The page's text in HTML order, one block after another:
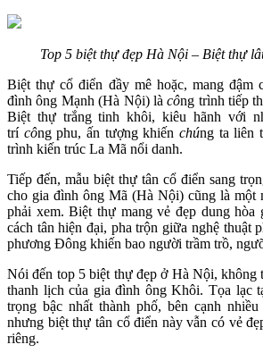
Top 5 biệt thự đẹp Hà Nội – Biệt thự
Biệt thự cổ điển đầy mê hoặc, mang đậm
đình ông Mạnh (Hà Nội) làcông trình tiếp
Biệt thự trắng tinh khôi, kiêu hãnh với
trí công phu, ấn tượng khiếnchúng ta liên
trình kiến trúc La Mã nổi danh.
Tiếp đến, mẫu biệt thự tân cổ điển sang
cho gia đình ông Mã (Hà Nội) cũng là một
phải xem. Biệt thự mang vẻ đẹp dung
cách tân hiện đại, pha trộn giữa nghệ thuật
phương Đông khiến bao người trầm trồ,
Nói đến top 5 biệt thự đẹp ở Hà Nội, không
thanh lịch của gia đình ông Khôi. Tọa lạc
trọng bậc nhất thành phố, bên cạnh
nhưng biệt thự tân cổ điển này vẫn có vẻ
riêng.